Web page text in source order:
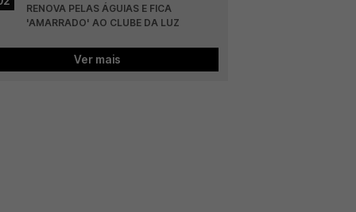
RENOVA PELAS ÁGUIAS E FICA
'AMARRADO' AO CLUBE DA LUZ
Ver mais